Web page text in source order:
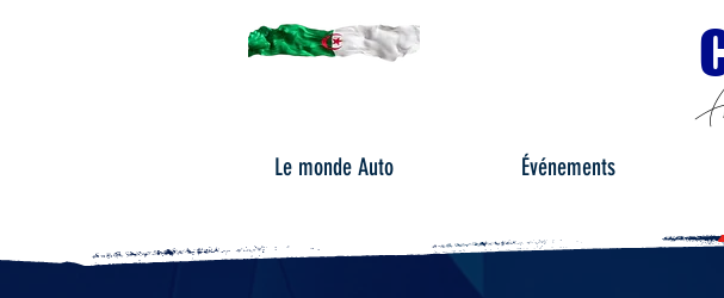
Le monde Auto Événements